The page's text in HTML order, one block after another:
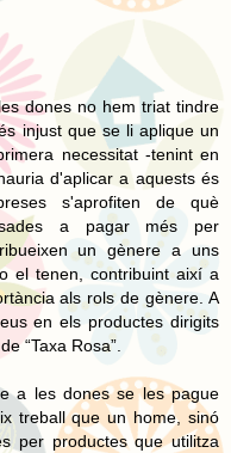
dones no hem triat tindre
injust que se li aplique un
necessitat -tenint en
d'aplicar a aquests és
s'aprofiten de què
a pagar més per
un gènere a uns
el tenen, contribuint així a
als rols de gènere. A
en els productes dirigits
“Taxa Rosa”.
a les dones se les pague
treball que un home, sinó
per productes que utilitza